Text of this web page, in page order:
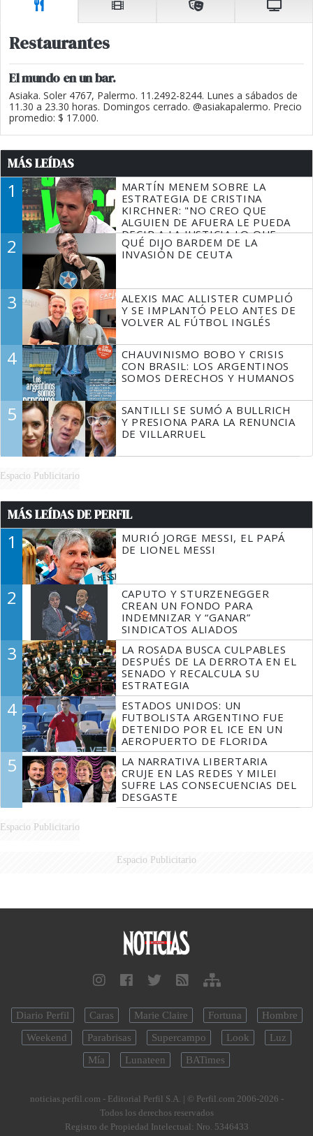
Restaurantes
El mundo en un bar.
Asiaka. Soler 4767, Palermo. 11.2492-8244. Lunes a sábados de
11.30 a 23.30 horas. Domingos cerrado. @asiakapalermo. Precio
promedio: $ 17.000.
MÁS LEÍDAS
1
MARTÍN MENEM SOBRE LA
ESTRATEGIA DE CRISTINA
KIRCHNER: "NO CREO QUE
ALGUIEN DE AFUERA LE PUEDA
DECIR A LA JUSTICIA LO QUE
TIENE QUE HACER"
2
QUÉ DIJO BARDEM DE LA
INVASIÓN DE CEUTA
3
ALEXIS MAC ALLISTER CUMPLIÓ
Y SE IMPLANTÓ PELO ANTES DE
VOLVER AL FÚTBOL INGLÉS
4
CHAUVINISMO BOBO Y CRISIS
CON BRASIL: LOS ARGENTINOS
SOMOS DERECHOS Y HUMANOS
5
SANTILLI SE SUMÓ A BULLRICH
Y PRESIONA PARA LA RENUNCIA
DE VILLARRUEL
Espacio Publicitario
MÁS LEÍDAS DE PERFIL
1
MURIÓ JORGE MESSI, EL PAPÁ
DE LIONEL MESSI
2
CAPUTO Y STURZENEGGER
CREAN UN FONDO PARA
INDEMNIZAR Y “GANAR”
SINDICATOS ALIADOS
3
LA ROSADA BUSCA CULPABLES
DESPUÉS DE LA DERROTA EN EL
SENADO Y RECALCULA SU
ESTRATEGIA
4
ESTADOS UNIDOS: UN
FUTBOLISTA ARGENTINO FUE
DETENIDO POR EL ICE EN UN
AEROPUERTO DE FLORIDA
5
LA NARRATIVA LIBERTARIA
CRUJE EN LAS REDES Y MILEI
SUFRE LAS CONSECUENCIAS DEL
DESGASTE
Espacio Publicitario
Espacio Publicitario
Diario Perfil Caras Marie Claire Fortuna
Hombre
Weekend
Parabrisas Supercampo Look
Luz
Mía
Lunateen BATimes
noticias.perfil.com - Editorial Perfil S.A. | © Perfil.com 2006-2026 -
Todos los derechos reservados
Registro de Propiedad Intelectual: Nro. 5346433